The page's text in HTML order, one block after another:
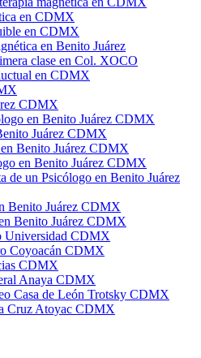
en CDMX
en CDMX
en Benito Juárez
clase en Col. XOCO
en CDMX
CDMX
en Benito Juárez CDMX
Juárez CDMX
Benito Juárez CDMX
en Benito Juárez CDMX
de un Psicólogo en Benito Juárez
Benito Juárez CDMX
Benito Juárez CDMX
Universidad CDMX
Coyoacán CDMX
CDMX
Anaya CDMX
Casa de León Trotsky CDMX
Cruz Atoyac CDMX